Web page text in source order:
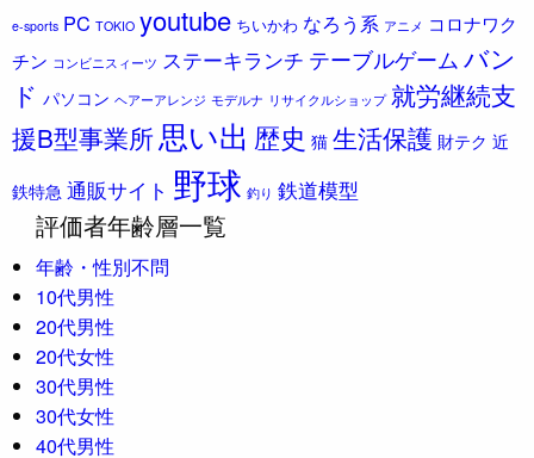
e-sports PC TOKIO youtube ちいかわ なろう系 アニメ コロナワク
チン コンビニスィーツ ステーキランチ テーブルゲーム バン
ド パソコン ヘアーアレンジ モデルナ リサイクルショップ 就労継続支
援B型事業所思い出 歴史 猫 生活保護 財テク 近
鉄特急 通販サイト 野球 釣り 鉄道模型
評価者年齢層一覧
年齢・性別不問
10代男性
20代男性
20代女性
30代男性
30代女性
40代男性